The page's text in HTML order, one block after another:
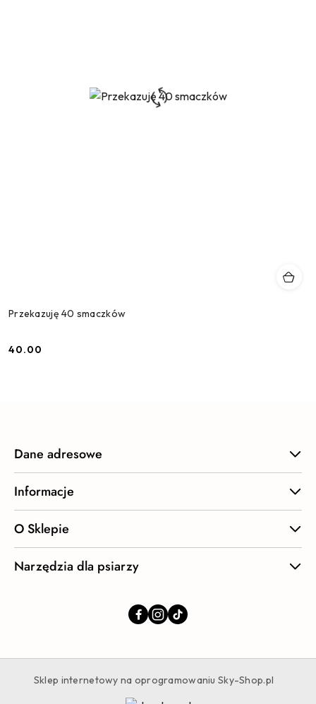
Przekazuję 40 smaczków
Cena:
40.00
Dane adresowe
Informacje
O Sklepie
Narzędzia dla psiarzy
Sklep internetowy na oprogramowaniu Sky-Shop.pl